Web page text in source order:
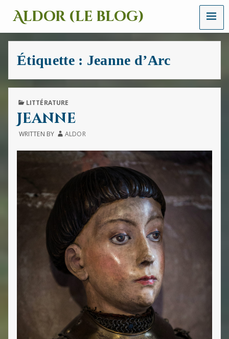
Aldor (le blog)
Un
site
avec
des
des
images
et
sons
MENU
Étiquette : Jeanne d’Arc
PUBLISHED
LITTÉRATURE
Jeanne
WRITTEN BY ALDOR